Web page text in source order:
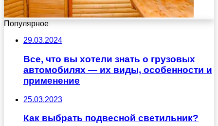
Популярное
29.03.2024
Все, что вы хотели знать о грузовых
автомобилях — их виды, особенности и
применение
25.03.2023
Как выбрать подвесной светильник?